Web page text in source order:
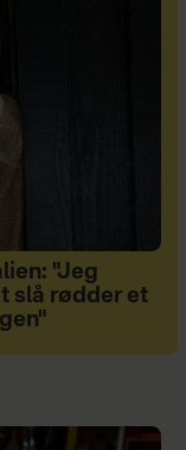
"Jeg
slå rødder et